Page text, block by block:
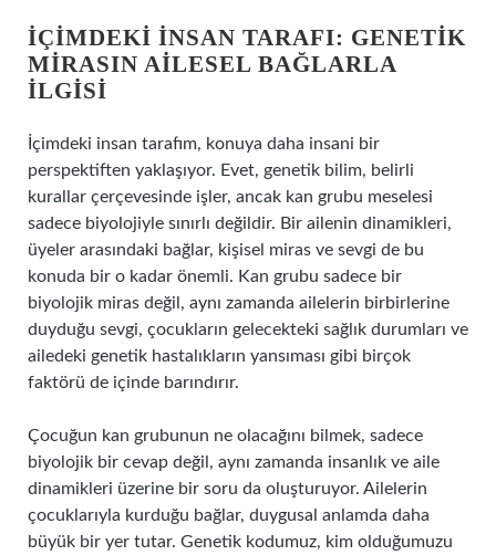
İÇIMDEKI İNSAN TARAFI: GENETIK
MIRASIN AILESEL BAĞLARLA
İLGISI
İçimdeki insan tarafım, konuya daha insani bir
perspektiften yaklaşıyor. Evet, genetik bilim, belirli
kurallar çerçevesinde işler, ancak kan grubu meselesi
sadece biyolojiyle sınırlı değildir. Bir ailenin dinamikleri,
üyeler arasındaki bağlar, kişisel miras ve sevgi de bu
konuda bir o kadar önemli. Kan grubu sadece bir
biyolojik miras değil, aynı zamanda ailelerin birbirlerine
duyduğu sevgi, çocukların gelecekteki sağlık durumları ve
ailedeki genetik hastalıkların yansıması gibi birçok
faktörü de içinde barındırır.
Çocuğun kan grubunun ne olacağını bilmek, sadece
biyolojik bir cevap değil, aynı zamanda insanlık ve aile
dinamikleri üzerine bir soru da oluşturuyor. Ailelerin
çocuklarıyla kurduğu bağlar, duygusal anlamda daha
büyük bir yer tutar. Genetik kodumuz, kim olduğumuzu